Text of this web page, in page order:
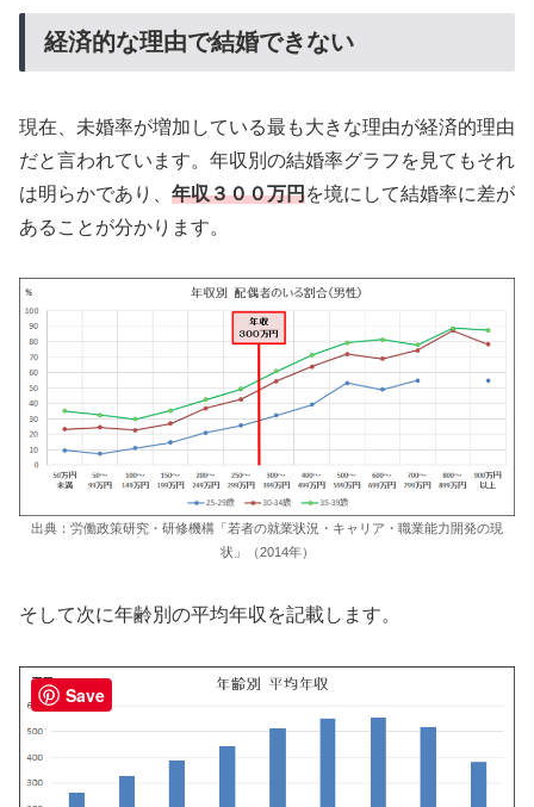
経済的な理由で結婚できない
現在、未婚率が増加している最も大きな理由が経済的理由
だと言われています。年収別の結婚率グラフを見てもそれ
は明らかであり、 年収３００万円を境にして結婚率に差が
あることが分かります。
出典：労働政策研究・研修機構「若者の就業状況・キャリア・職業能力開発の現
状」（2014年）
そして次に年齢別の平均年収を記載します。
Save